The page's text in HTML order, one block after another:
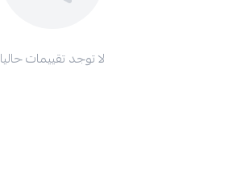
لا توجد تقييمات حاليا